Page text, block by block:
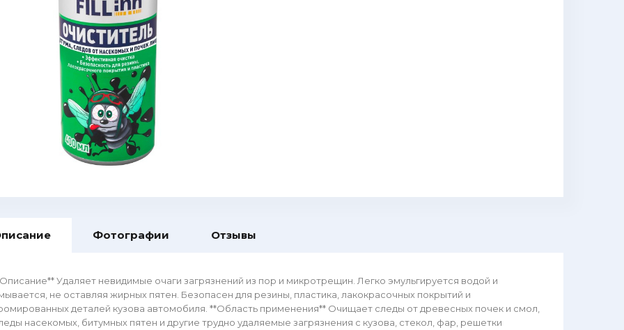
Фотографии Отзывы
Удаляет невидимые очаги загрязнений из пор и микротрещин. Легко эмульгируется водой и
не оставляя жирных пятен. Безопасен для резины, пластика, лакокрасочных покрытий и
деталей кузова автомобиля. **Область применения** Очищает следы от древесных почек и смол,
насекомых, битумных пятен и другие трудно удаляемые загрязнения с кузова, стекол, фар, решетки